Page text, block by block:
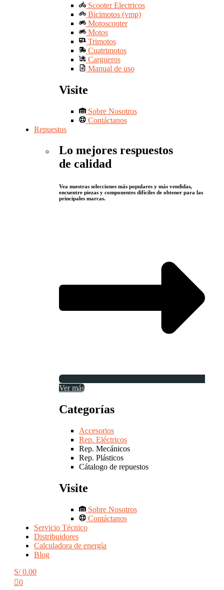
Scooter Electricos
Bicimotos (vmp)
Motoscooter
Motos
Trimotos
Cuatrimotos
Cargueros
Manual de uso
Visite
Sobre Nosotros
Contáctanos
Repuestos
Lo mejores respuestos
de calidad
Vea nuestras selecciones más populares y más vendidas,
encuentre piezas y componentes difíciles de obtener para las
principales marcas.
Ver más
Categorías
Accesorios
Rep. Eléctricos
Rep. Mecánicos
Rep. Plásticos
Cátalogo de repuestos
Visite
Sobre Nosotros
Contáctanos
Servicio Técnico
Distribuidores
Calculadora de energía
Blog
S/0.00
0